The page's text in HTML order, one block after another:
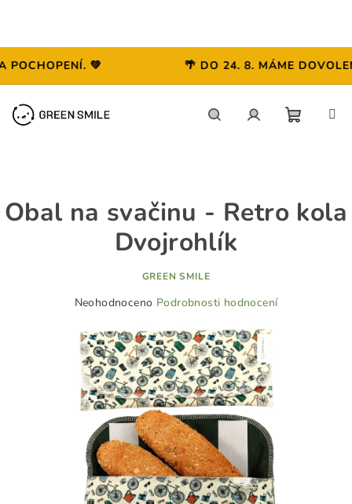
💚
🌴 DO 24. 8. MÁME
obsah
Obal na svačinu - Retro kola
Dvojrohlík
GREEN SMILE
Neohodnoceno Podrobnosti hodnocení